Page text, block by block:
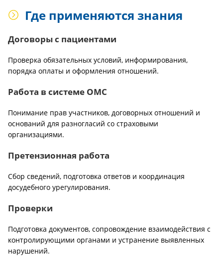
Где применяются знания
Договоры с пациентами
Проверка обязательных условий, информирования,
порядка оплаты и оформления отношений.
Работа в системе ОМС
Понимание прав участников, договорных отношений и
оснований для разногласий со страховыми
организациями.
Претензионная работа
Сбор сведений, подготовка ответов и координация
досудебного урегулирования.
Проверки
Подготовка документов, сопровождение взаимодействия с
контролирующими органами и устранение выявленных
нарушений.